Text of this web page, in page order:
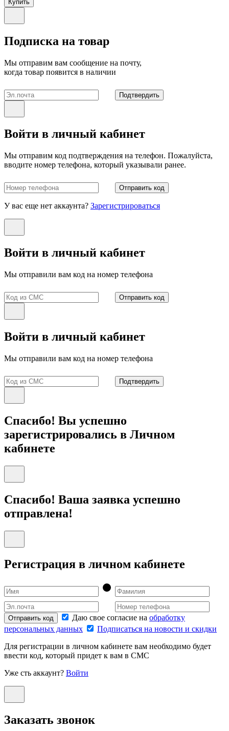
Купить
Подписка на товар
Мы отправим вам сообщение на почту,
когда товар появится в наличии
Подтвердить
Войти в личный кабинет
Мы отправим код подтверждения на телефон. Пожалуйста,
вводите номер телефона, который указывали ранее.
Отправить код
У вас еще нет аккаунта? Зарегистрироваться
Войти в личный кабинет
Мы отправили вам код на номер телефона
Отправить код
Войти в личный кабинет
Мы отправили вам код на номер телефона
Подтвердить
Спасибо! Вы успешно
зарегистрировались в Личном
кабинете
Спасибо! Ваша заявка успешно
отправлена!
Регистрация в личном кабинете
Отправить код Даю свое согласие на обработку
персональных данных
Подписаться на новости и скидки
Для регистрации в личном кабинете вам необходимо будет
ввести код, который придет к вам в СМС
Уже сть аккаунт? Войти
Заказать звонок